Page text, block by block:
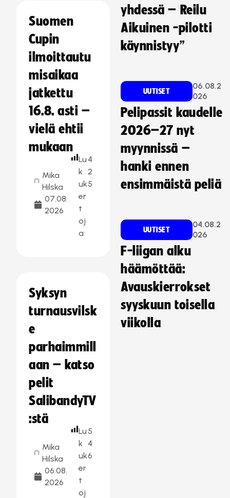
Suomen
Cupin
ilmoittautu
misaikaa
jatkettu
16.8. asti –
vielä ehtii
mukaan
Mika
Hilska
07.08.
2026
Lu
k
uk
er
t
oj
a:
4
2
5
Syksyn
turnausvilsk
e
parhaimmill
aan – katso
pelit
SalibandyTV
:stä
Mika
Hilska
06.08.
2026
Lu
k
uk
er
t
oj
5
4
6
yhdessä – Reilu
Aikuinen -pilotti
käynnistyy”
UUTISET
06.08.2
026
Pelipassit kaudelle
2026–27 nyt
myynnissä –
hanki ennen
ensimmäistä peliä
UUTISET
04.08.2
026
F-liigan alku
häämöttää:
Avauskierrokset
syyskuun toisella
viikolla